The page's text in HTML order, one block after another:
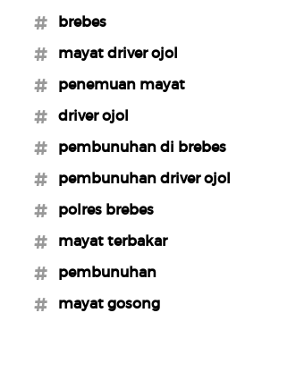
#brebes
#mayat driver ojol
#penemuan mayat
#driver ojol
#pembunuhan di brebes
#pembunuhan driver ojol
#polres brebes
#mayat terbakar
#pembunuhan
#mayat gosong